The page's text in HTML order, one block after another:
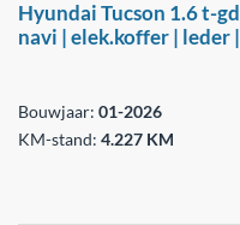
Hyundai Tucson 1.6 t-
navi | elek.koffer | leder
Bouwjaar: 01-2026
KM-stand: 4.227 KM